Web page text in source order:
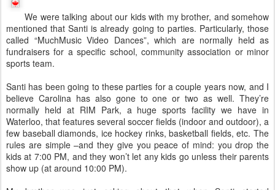
We were talking about our kids with my brother, and somehow
mentioned that Santi is already going to parties. Particularly, those
called “MuchMusic Video Dances”, which are normally held as
fundraisers for a specific school, community association or minor
sports team.
Santi has been going to these parties for a couple years now, and I
believe Carolina has also gone to one or two as well. They’re
normally held at RIM Park, a huge sports facility we have in
Waterloo, that features several soccer fields (indoor and outdoor), a
few baseball diamonds, ice hockey rinks, basketball fields, etc. The
rules are simple –and they give you peace of mind: you drop the
kids at 7:00 PM, and they won’t let any kids go unless their parents
show up (at around 10:00 PM).